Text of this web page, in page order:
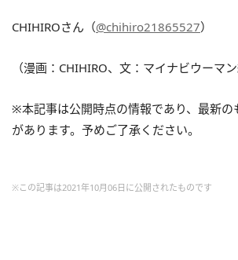
CHIHIROさん（@chihiro21865527）
（漫画：CHIHIRO、文：マイナビウーマン
※本記事は公開時点の情報であり、最新の
があります。予めご了承ください。
※この記事は2021年10月06日に公開されたものです